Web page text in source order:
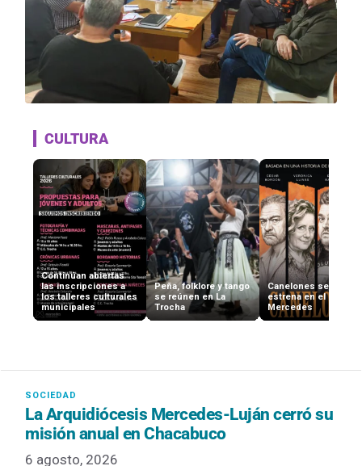
CULTURA
Continúan abiertas
las inscripciones a
los talleres culturales
municipales
Peña, folklore y tango
se reúnen en La
Trocha
Canelones se
estrena en el Cine
Mercedes
La Arquidiócesis Mercedes-Luján cerró su
misión anual en Chacabuco
6 agosto, 2026